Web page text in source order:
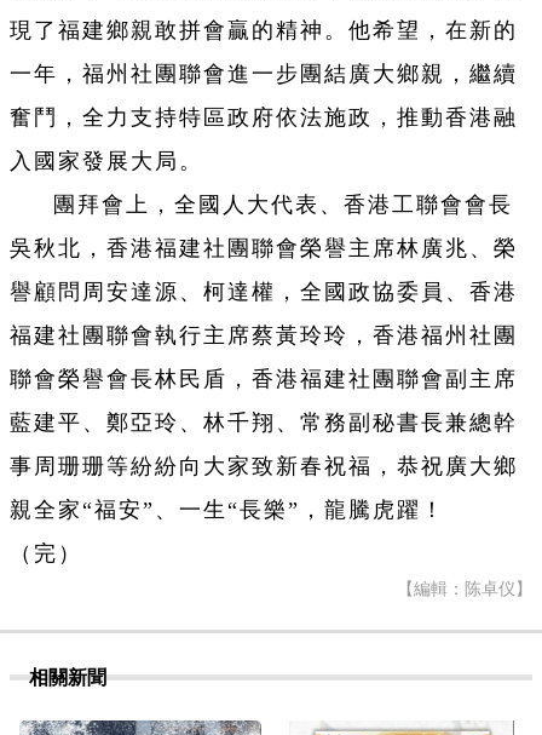
現了福建鄉親敢拼會贏的精神。他希望，在新的
一年，福州社團聯會進一步團結廣大鄉親，繼續
奮鬥，全力支持特區政府依法施政，推動香港融
入國家發展大局。
團拜會上，全國人大代表、香港工聯會會長
吳秋北，香港福建社團聯會榮譽主席林廣兆、榮
譽顧問周安達源、柯達權，全國政協委員、香港
福建社團聯會執行主席蔡黃玲玲，香港福州社團
聯會榮譽會長林民盾，香港福建社團聯會副主席
藍建平、鄭亞玲、林千翔、常務副秘書長兼總幹
事周珊珊等紛紛向大家致新春祝福，恭祝廣大鄉
親全家“福安”、一生“長樂”，龍騰虎躍！
（完）
【編輯：陈卓仪】
相關新聞